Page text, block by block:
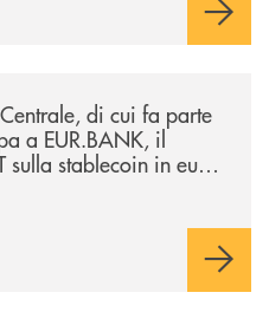
di cui fa parte
a EUR.BANK, il
stablecoin in euro